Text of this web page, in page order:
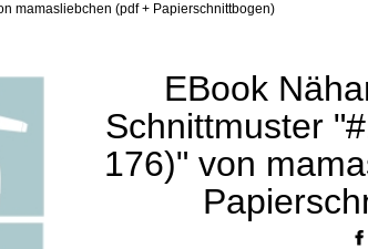
mamasliebchen (pdf + Papierschnittbogen)
EBook
Schnittmuster
176)" von